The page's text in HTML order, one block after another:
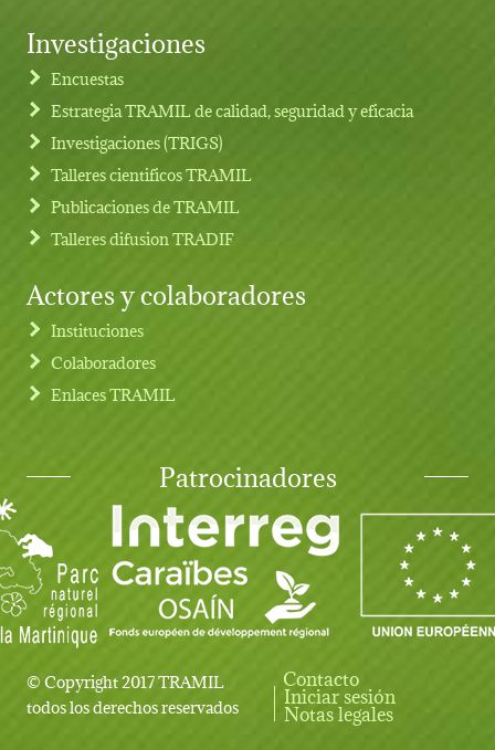
Footer menu
Investigaciones
Encuestas
Estrategia TRAMIL de calidad, seguridad y eficacia
Investigaciones (TRIGS)
Talleres cientificos TRAMIL
Publicaciones de TRAMIL
Talleres difusion TRADIF
Actores y colaboradores
Instituciones
Colaboradores
Enlaces TRAMIL
Patrocinadores
© Copyright 2017 TRAMIL
todos los derechos reservados
User account menu
Contacto
Iniciar sesión
Notas legales